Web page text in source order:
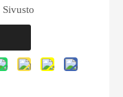
Sivusto